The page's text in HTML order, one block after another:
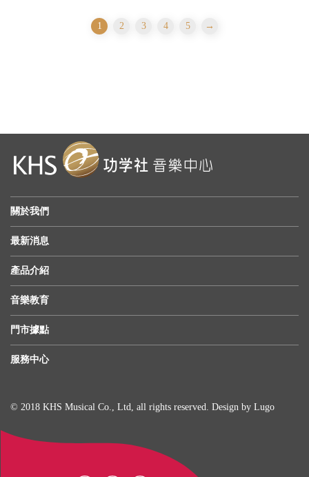
1 2 3 4 5 →
關於我們
最新消息
產品介紹
音樂教育
門市據點
服務中心
© 2018 KHS Musical Co., Ltd, all rights reserved. Design by Lugo